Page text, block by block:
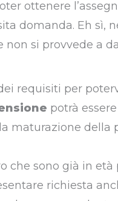
ottenere
domanda. Eh sì,
si provvede a
requisiti per
potrà
maturazione della
che sono già in
richiesta